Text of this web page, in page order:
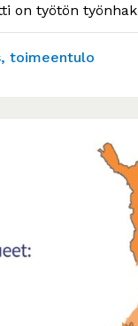
on työtön
äidilleen.
toimeentulo